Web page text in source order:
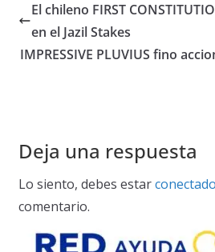
El chileno FIRST
en el Jazil Stakes
IMPRESSIVE PLUVIUS fino
Deja una respuesta
Lo siento, debes estarconectado
comentario.